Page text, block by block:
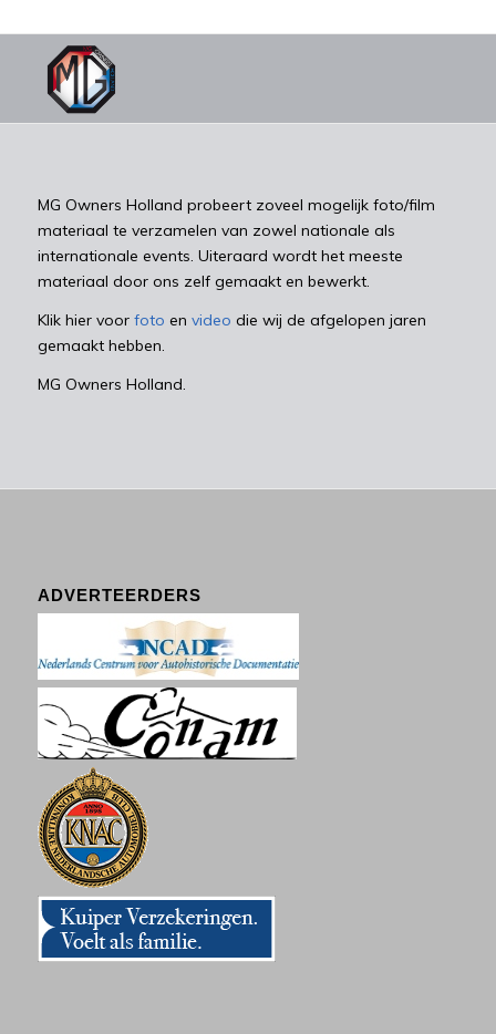
MG Owners Holland probeert zoveel mogelijk foto/film
materiaal te verzamelen van zowel nationale als
internationale events. Uiteraard wordt het meeste
materiaal door ons zelf gemaakt en bewerkt.
Klik hier voor foto en video die wij de afgelopen jaren
gemaakt hebben.
MG Owners Holland.
ADVERTEERDERS